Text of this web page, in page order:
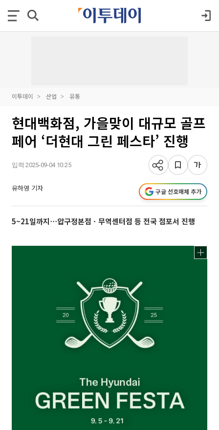
이투데이 산업 유통
현대백화점, 가을맞이 대규모 골프
페어 ‘더현대 그린 페스타’ 진행
입력 2025-09-04 10:25
유하영 기자 구글 선호매체 추가
5~21일까지⋯압구정본점ㆍ무역센터점 등 전국 점포서 진행